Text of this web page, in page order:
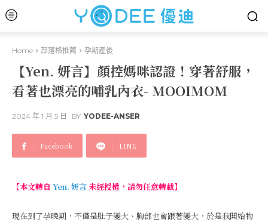
Home 部落格推薦 孕期產後
【Yen. 妍言】顏控媽咪認證！穿著舒服，
看著也漂亮的哺乳內衣- MOOIMOM
2024 年 1 月 5 日 BY YODEE-ANSER
Facebook LINE
【本文轉自 Yen. 妍言未經授權，請勿任意轉載】
現在到了孕晚期，不僅是肚子變大、胸部也會跟著變大，於是我開始物